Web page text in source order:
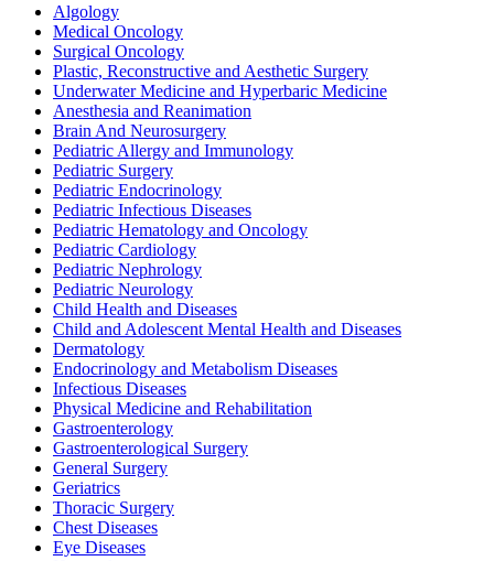
Algology
Medical Oncology
Surgical Oncology
Plastic, Reconstructive and Aesthetic Surgery
Underwater Medicine and Hyperbaric Medicine
Anesthesia and Reanimation
Brain And Neurosurgery
Pediatric Allergy and Immunology
Pediatric Surgery
Pediatric Endocrinology
Pediatric Infectious Diseases
Pediatric Hematology and Oncology
Pediatric Cardiology
Pediatric Nephrology
Pediatric Neurology
Child Health and Diseases
Child and Adolescent Mental Health and Diseases
Dermatology
Endocrinology and Metabolism Diseases
Infectious Diseases
Physical Medicine and Rehabilitation
Gastroenterology
Gastroenterological Surgery
General Surgery
Geriatrics
Thoracic Surgery
Chest Diseases
Eye Diseases